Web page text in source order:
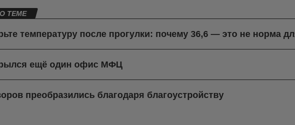
ТЕМЕ
температуру после прогулки: почему 36,6 — это не норма
ещё один офис МФЦ
преобразились благодаря благоустройству